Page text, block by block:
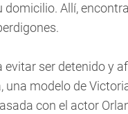
domicilio. Allí,
ser detenido y
modelo de
con el actor